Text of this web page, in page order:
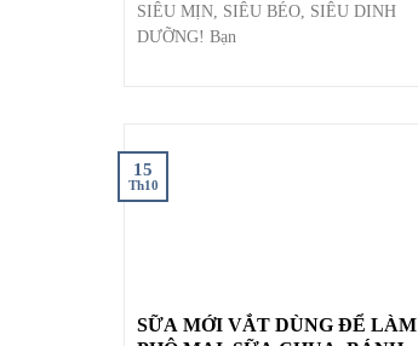
SIÊU MỊN, SIÊU BÉO, SIÊU DINH
DƯỠNG! Bạn
SỮA MỚI VẮT DÙNG ĐỂ LÀM
15
Th10